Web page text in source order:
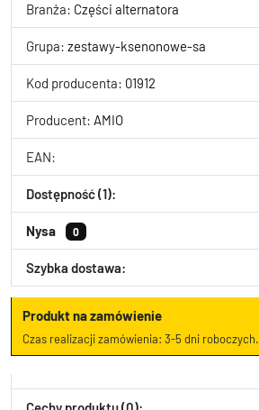
Branża: Części alternatora
Grupa: zestawy-ksenonowe-sa
Kod producenta: 01912
Producent: AMIO
EAN:
Dostępność (1):
Nysa 0
Szybka dostawa:
Produkt na zamówienie
Czas realizacji zamówienia: 3-5 dni roboczych.